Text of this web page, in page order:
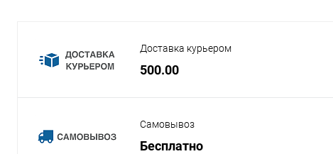
Доставка курьером
500.00
Самовывоз
Бесплатно